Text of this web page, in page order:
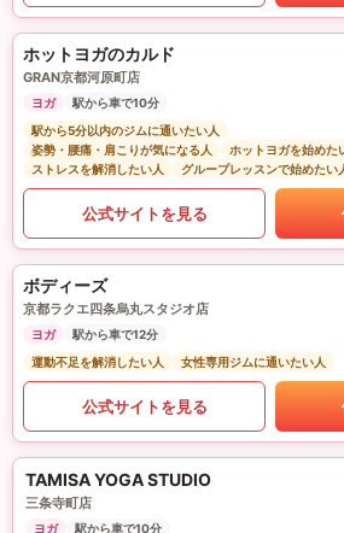
ホットヨガのカルド
GRAN京都河原町店
ヨガ
駅から車で10分
駅から5分以内のジムに通いたい人
姿勢・腰痛・肩こりが気になる人
ホットヨガを始めた
ストレスを解消したい人
グループレッスンで始めたい
公式サイトを見る
ボディーズ
京都ラクエ四条烏丸スタジオ店
ヨガ
駅から車で12分
運動不足を解消したい人
女性専用ジムに通いたい人
公式サイトを見る
TAMISA YOGA STUDIO
三条寺町店
ヨガ 駅から車で10分